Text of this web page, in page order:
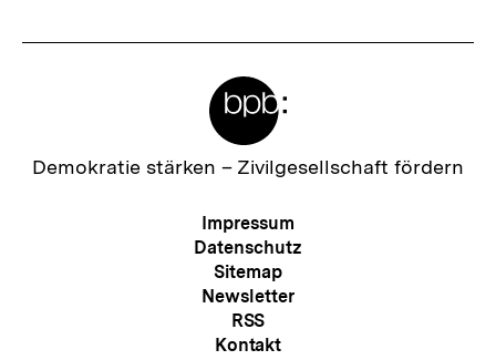
Zur
Demokratie stärken – Zivilgesellschaft fördern
Meta-
Navigation
Impressum
Datenschutz
Sitemap
Newsletter
RSS
Kontakt